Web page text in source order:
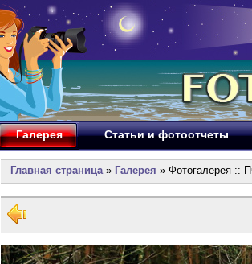
Галерея Статьи и фотоотчеты
Главная страница» Галерея » Фотогалерея ::